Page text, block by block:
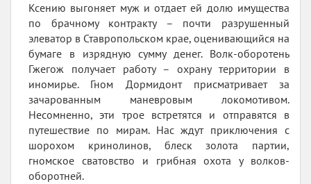
Ксению выгоняет муж и отдает ей долю имущества
по брачному контракту – почти разрушенный
элеватор в Ставропольском крае, оценивающийся на
бумаге в изрядную сумму денег. Волк-оборотень
Гжегож получает работу – охрану территории в
иномирье. Гном Дормидонт присматривает за
зачарованным маневровым локомотивом.
Несомненно, эти трое встретятся и отправятся в
путешествие по мирам. Нас ждут приключения с
шорохом кринолинов, блеск золота партии,
гномское сватовство и грибная охота у волков-
оборотней.